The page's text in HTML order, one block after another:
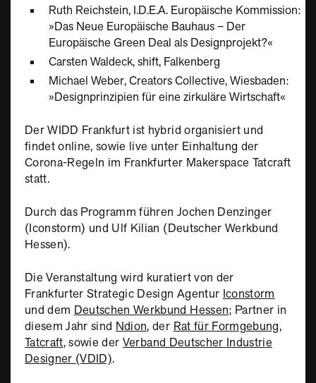
Ruth Reichstein, I.D.E.A. Europäische Kommission:
»Das Neue Europäische Bauhaus – Der
Europäische Green Deal als Designprojekt?«
Carsten Waldeck, shift, Falkenberg
Michael Weber, Creators Collective, Wiesbaden:
»Designprinzipien für eine zirkuläre Wirtschaft«
Der WIDD Frankfurt ist hybrid organisiert und
findet online, sowie live unter Einhaltung der
Corona-Regeln im Frankfurter Makerspace Tatcraft
statt.
Durch das Programm führen Jochen Denzinger
(Iconstorm) und Ulf Kilian (Deutscher Werkbund
Hessen).
Die Veranstaltung wird kuratiert von der
Frankfurter Strategic Design Agentur Iconstorm
und dem Deutschen Werkbund Hessen; Partner in
diesem Jahr sind Ndion, der Rat für Formgebung,
Tatcraft, sowie der Verband Deutscher Industrie
Designer (VDID).